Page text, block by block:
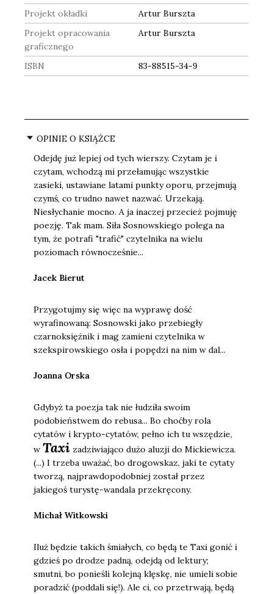
Projekt okładki
Artur Burszta
Projekt opracowania
graficznego
Artur Burszta
ISBN 83-88515-34-9
OPINIE O KSIĄŻCE
Odejdę już lepiej od tych wierszy. Czytam je i
czytam, wchodzą mi przełamując wszystkie
zasieki, ustawiane latami punkty oporu, przejmują
czymś, co trudno nawet nazwać. Urzekają.
Niesłychanie mocno. A ja inaczej przecież pojmuję
poezję. Tak mam. Siła Sosnowskiego polega na
tym, że potrafi "trafić" czytelnika na wielu
poziomach równocześnie...
Jacek Bierut
Przygotujmy się więc na wyprawę dość
wyrafinowaną: Sosnowski jako przebiegły
czarnoksiężnik i mag zamieni czytelnika w
szekspirowskiego osła i popędzi na nim w dal...
Joanna Orska
Gdybyż ta poezja tak nie łudziła swoim
podobieństwem do rebusa... Bo choćby rola
cytatów i krypto-cytatów, pełno ich tu wszędzie,
w Taxi zadziwiająco dużo aluzji do Mickiewicza.
(...) I trzeba uważać, bo drogowskaz, jaki te cytaty
tworzą, najprawdopodobniej został przez
jakiegoś turystę-wandala przekręcony.
Michał Witkowski
Iluż będzie takich śmiałych, co będą te Taxi gonić i
gdzieś po drodze padną, odejdą od lektury;
smutni, bo ponieśli kolejną klęskę, nie umieli sobie
poradzić (poddali się!). Ale ci, co przetrwają, będą